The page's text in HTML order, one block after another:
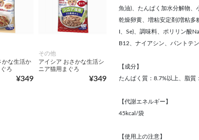
かな生活か
ろ
¥349
その他
アイシア おさかな生活シ
ニア猫用まぐろ
¥349
魚油)、たんぱく加水分解物、
乾燥卵黄、増粘安定剤(増粘多
I、Se)、調味料、ポリリン酸
B12、ナイアシン、パントテ
【成分】
たんぱく質：8.7%以上、脂質
【代謝エネルギー】
45kcal/袋
【使用上の注意】